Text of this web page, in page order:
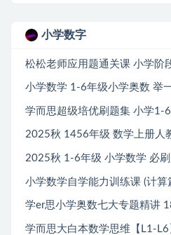
小学数字
松松老师应用题通关课 小学阶
学而思超级培优刷题集 小学1-
2025秋 1456年级 数学上册人
2025秋 1-6年级 小学数学 必
小学数学自学能力训练课 (计算
学er思小学奥数七大专题精讲
学而思大白本数学思维【L1-L6